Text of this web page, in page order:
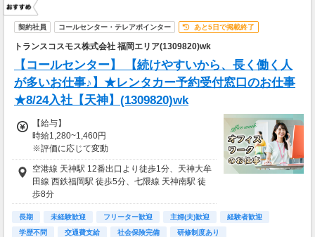
契約社員 コールセンター・テレアポインター あと5日で掲載終了
トランスコスモス株式会社 福岡エリア(1309820)wk
【コールセンター】 【続けやすいから、長く働く人
が多いお仕事♪】★レンタカー予約受付窓口のお仕事
★8/24入社【天神】(1309820)wk
【給与】
時給1,280~1,460円
※評価に応じて変動
■交通費規定支給（上限50,000円/月）
【月収例・週5日勤務の場合】
時給1,280~1,460円×実働8時間×22日
＝22万5,280~25万6,960円+交通費
空港線 天神駅 12番出口より徒歩1分、天神大牟
田線 西鉄福岡駅 徒歩5分、七隈線 天神南駅 徒
歩8分
長期 未経験歓迎 フリーター歓迎 主婦(夫)歓迎
経験者歓迎
学歴不問
交通費支給 社会保険完備 研修制度あり